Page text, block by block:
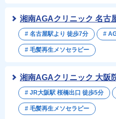
湘南AGAクリニック 大阪
# JR大阪駅 桜橋出口 徒歩5分
# 毛髪再生メソセラピー
湘南AGAクリニック 名古
# 名古屋駅より 徒歩7分 #
# 毛髪再生メソセラピー